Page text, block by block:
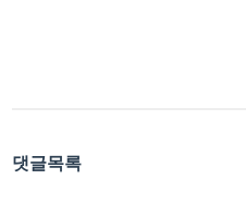
댓글목록